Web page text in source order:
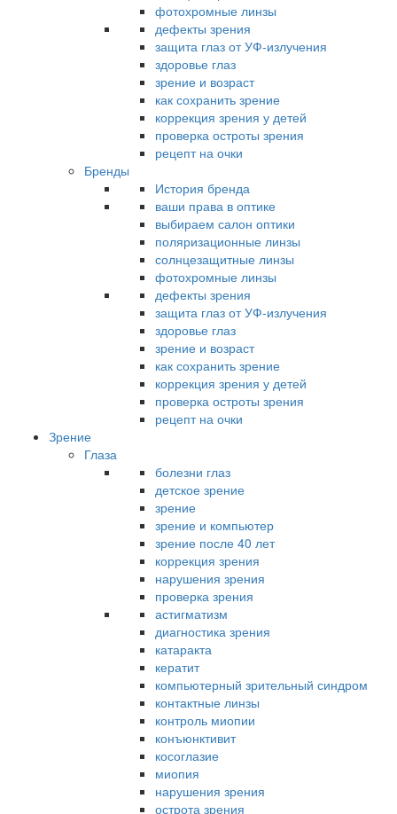
фотохромные линзы
дефекты зрения
защита глаз от УФ-излучения
здоровье глаз
зрение и возраст
как сохранить зрение
коррекция зрения у детей
проверка остроты зрения
рецепт на очки
Бренды
История бренда
ваши права в оптике
выбираем салон оптики
поляризационные линзы
солнцезащитные линзы
фотохромные линзы
дефекты зрения
защита глаз от УФ-излучения
здоровье глаз
зрение и возраст
как сохранить зрение
коррекция зрения у детей
проверка остроты зрения
рецепт на очки
Зрение
Глаза
болезни глаз
детское зрение
зрение
зрение и компьютер
зрение после 40 лет
коррекция зрения
нарушения зрения
проверка зрения
астигматизм
диагностика зрения
катаракта
кератит
компьютерный зрительный синдром
контактные линзы
контроль миопии
конъюнктивит
косоглазие
миопия
нарушения зрения
острота зрения